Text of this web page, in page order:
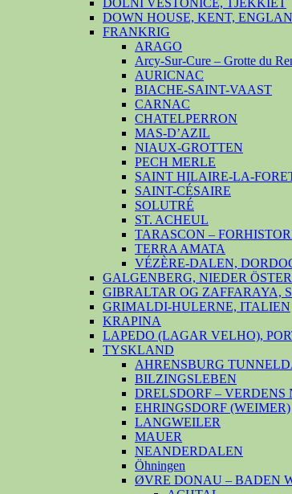
DOWN HOUSE, KENT,
FRANKRIG
ARAGO
Arcy-Sur-Cure – Grotte du
AURICNAC
BIACHE-SAINT-VAAST
CARNAC
CHATELPERRON
MAS-D’AZIL
NIAUX-GROTTEN
PECH MERLE
SAINT HILAIRE-LA-
SAINT-CÉSAIRE
SOLUTRÉ
ST. ACHEUL
TARASCON –
TERRA AMATA
VÉZÈRE-DALEN,
GALGENBERG, NIEDER
GIBRALTAR OG ZAFFARAYA,
GRIMALDI-HULERNE, ITALIEN
KRAPINA
LAPEDO (LAGAR VELHO),
TYSKLAND
AHRENSBURG
BILZINGSLEBEN
DRELSDORF –
EHRINGSDORF (WEIMER)
LANGWEILER
MAUER
NEANDERDALEN
Öhningen
ØVRE DONAU – BADEN